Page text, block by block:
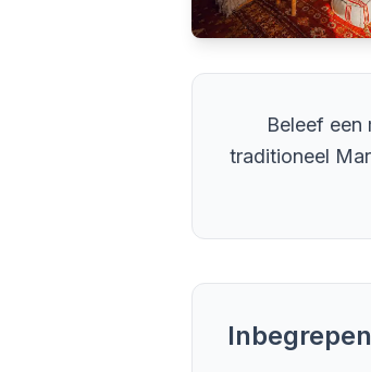
Beleef
traditioneel